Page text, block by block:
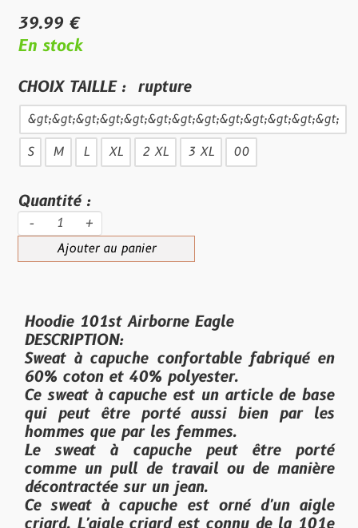
39.99 €
En stock
CHOIX TAILLE : rupture
&gt;&gt;&gt;&gt;&gt;&gt;&gt;&gt;&gt;&gt;&gt;&gt;&gt;
S
M L XL 2 XL 3 XL 00
Quantité :
- +
Ajouter au panier
Hoodie 101st Airborne Eagle
DESCRIPTION:
Sweat à capuche confortable fabriqué en
60% coton et 40% polyester.
Ce sweat à capuche est un article de base
qui peut être porté aussi bien par les
hommes que par les femmes.
Le sweat à capuche peut être porté
comme un pull de travail ou de manière
décontractée sur un jean.
Ce sweat à capuche est orné d'un aigle